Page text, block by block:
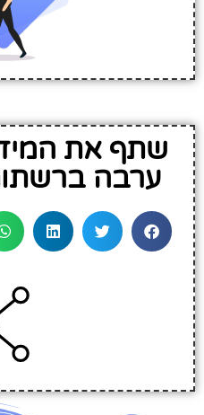
שתף את
ערבה